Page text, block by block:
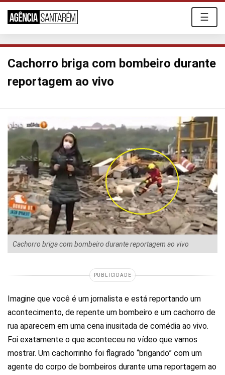
☰
Cachorro briga com bombeiro durante
reportagem ao vivo
Cachorro briga com bombeiro durante reportagem ao vivo
PUBLICIDADE
Imagine que você é um jornalista e está reportando um
acontecimento, de repente um bombeiro e um cachorro de
rua aparecem em uma cena inusitada de comédia ao vivo.
Foi exatamente o que aconteceu no vídeo que vamos
mostrar. Um cachorrinho foi flagrado “brigando” com um
agente do corpo de bombeiros durante uma reportagem ao